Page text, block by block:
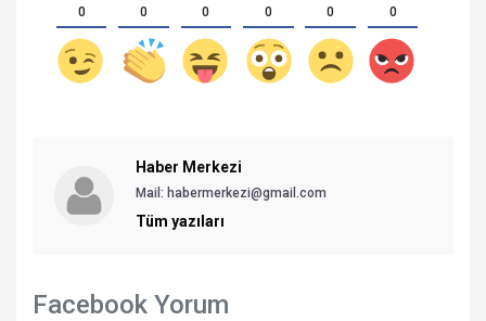
0 0 0 0 0 0
Haber Merkezi
Mail: habermerkezi@gmail.com
Tüm yazıları
Facebook Yorum